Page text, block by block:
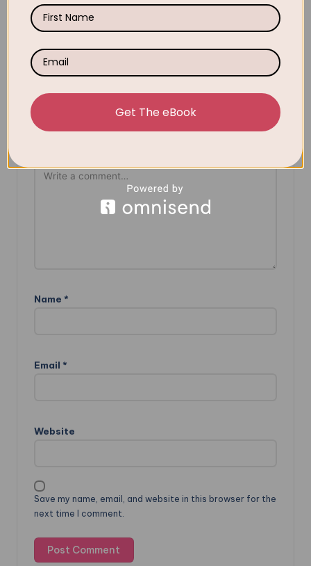
Comments
No comments yet. Why don’t you start the discussion?
Leave a Reply
Your email address will not be published.
are marked*
Name *
Email *
Website
Save my name, email, and website in this browser for the
next time I comment.
Get The eBook